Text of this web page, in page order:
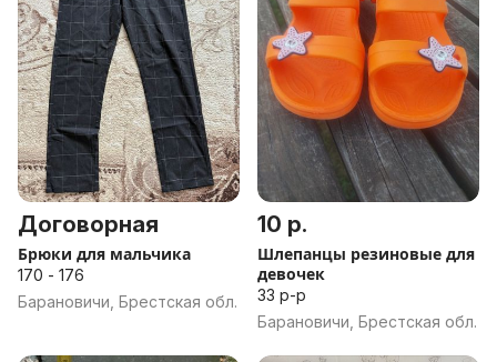
Договорная
Брюки для мальчика
170 - 176
Барановичи, Брестская обл.
10 р.
Шлепанцы резиновые для
девочек
33 р-р
Барановичи, Брестская обл.